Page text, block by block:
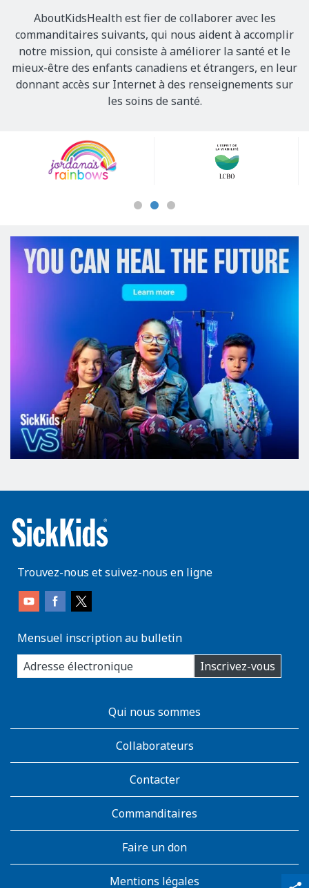
qr_code_scanner
content_copy
AboutKidsHealth est fier de collaborer avec les
commanditaires suivants, qui nous aident à accomplir
notre mission, qui consiste à améliorer la santé et le
mieux-être des enfants canadiens et étrangers, en leur
donnant accès sur Internet à des renseignements sur
les soins de santé.
Sponsors
Trouvez-nous et suivez-nous en ligne
Mensuel inscription au bulletin
enter
you
email
Inscrivez-vous
AboutKidsHealthQui nous sommes
Collaborateurs
Contacter
Commanditaires
Faire un don
Mentions légales